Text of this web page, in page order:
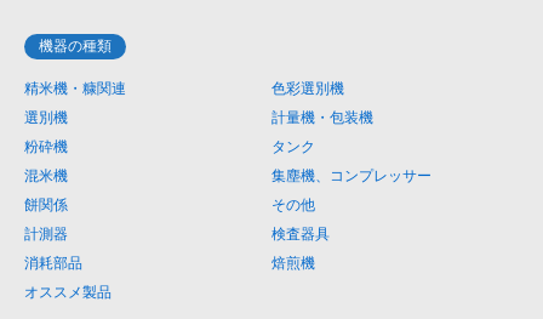
機器の種類
精米機・糠関連
色彩選別機
選別機
計量機・包装機
粉砕機
タンク
混米機
集塵機、コンプレッサー
餅関係
その他
計測器
検査器具
消耗部品
焙煎機
オススメ製品